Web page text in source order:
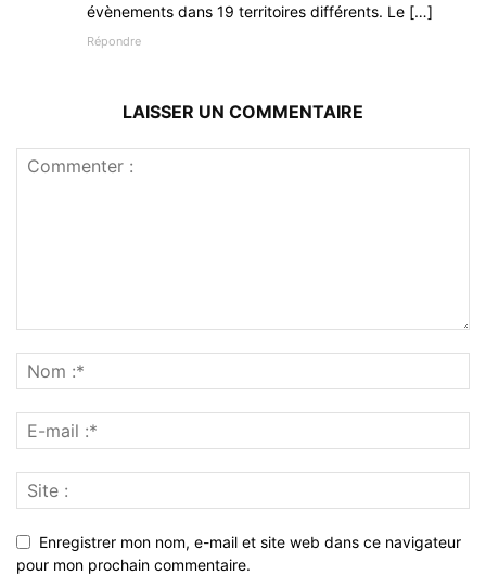
évènements dans 19 territoires différents. Le […]
Répondre
LAISSER UN COMMENTAIRE
Enregistrer mon nom, e-mail et site web dans ce navigateur
pour mon prochain commentaire.